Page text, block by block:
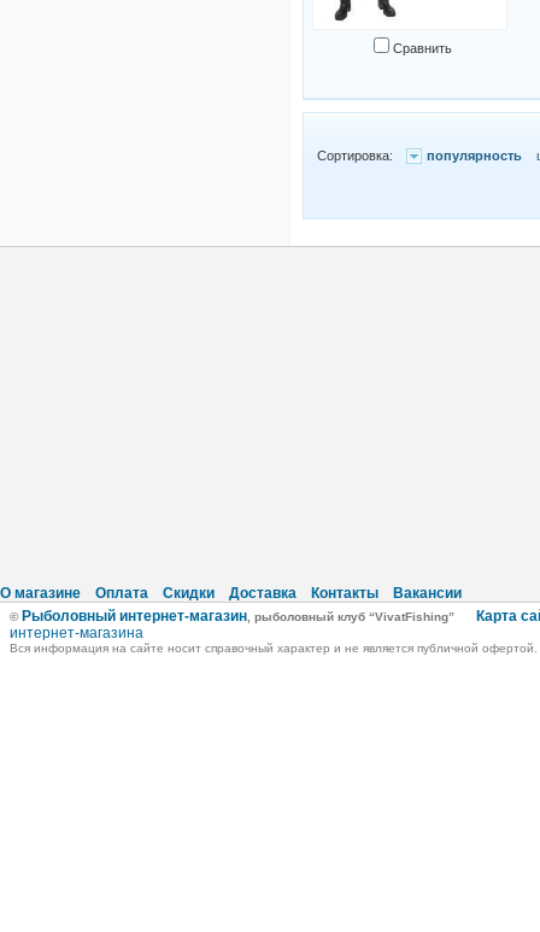
Сравнить
Сортировка: популярность
О магазине Оплата Скидки Доставка Контакты Вакансии
© Рыболовный интернет-магазин , рыболовный клуб “VivatFishing”
Карта
интернет-магазина
Вся информация на сайте носит справочный характер и не является публичной офертой.